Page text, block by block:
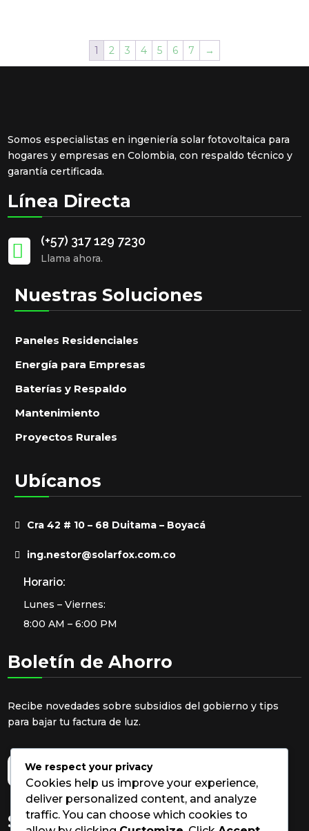
1 2 3 4 5 6 7 →
Somos especialistas en ingeniería solar fotovoltaica para
hogares y empresas en Colombia, con respaldo técnico y
garantía certificada.
Línea Directa
 (+57) 317 129 7230
Llama ahora.
Nuestras Soluciones
Paneles Residenciales
Energía para Empresas
Baterías y Respaldo
Mantenimiento
Proyectos Rurales
Ubícanos
Cra 42 # 10 – 68 Duitama – Boyacá
ing.nestor@solarfox.com.co
Horario:
Lunes – Viernes:
8:00 AM – 6:00 PM
Boletín de Ahorro
Recibe novedades sobre subsidios del gobierno y tips
para bajar tu factura de luz.
Síguenos
We respect your privacy
Cookies help us improve your experience,
deliver personalized content, and analyze
traffic. You can choose which cookies to